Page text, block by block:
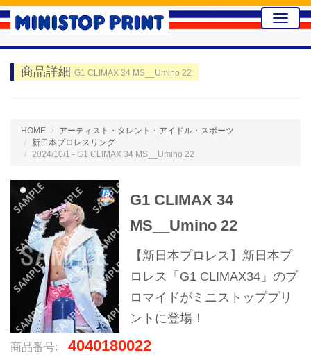
Toggle
商品詳細 G1 CLIMAX 34 MS__Umino 22
HOME
アーティスト・タレント・アイドル・スポーツ
新日本プロレスリング
2024/10/1 - G1 CLIMAX 34 MS__Umino 22
G1 CLIMAX 34
MS__Umino 22
【新日本プロレス】新日本プ
ロレス「G1 CLIMAX34」のブ
ロマイドがミニストッププリ
ントに登場！
商品番号: 4040180022